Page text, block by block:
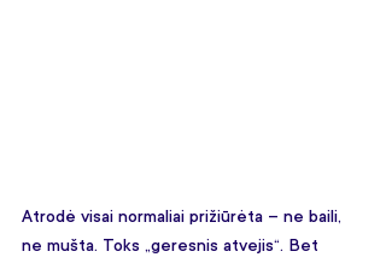
Atrodė visai normaliai prižiūrėta – ne baili,
ne mušta. Toks „geresnis atvejis“. Bet